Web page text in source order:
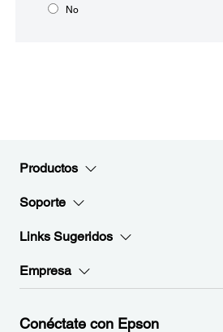
No
Productos
Soporte
Links Sugeridos
Empresa
Conéctate con Epson